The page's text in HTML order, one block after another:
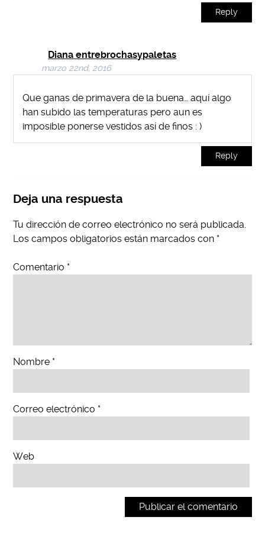
Reply
Diana entrebrochasypaletas
marzo 22nd, 2016
Que ganas de primavera de la buena… aquí algo
han subido las temperaturas pero aun es
imposible ponerse vestidos así de finos : )
Reply
Deja una respuesta
Tu dirección de correo electrónico no será publicada.
Los campos obligatorios están marcados con *
Comentario *
Nombre *
Correo electrónico *
Web